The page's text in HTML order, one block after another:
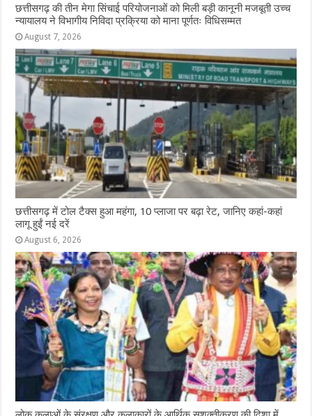
छत्तीसगढ़ की तीन मेगा सिंचाई परियोजनाओं को मिली बड़ी कानूनी मजबूती उच्च
न्यायालय ने विभागीय निविदा प्रक्रिया को माना पूर्णतः विधिसम्मत
August 7, 2026
छत्तीसगढ़ में टोल टैक्स हुआ महंगा, 10 प्लाजा पर बढ़ा रेट, जानिए कहां-कहां
लागू हुईं नई दरें
August 6, 2026